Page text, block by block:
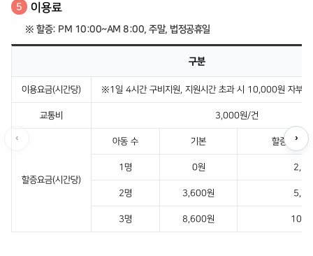
5 이용료
※ 할증: PM 10:00~AM 8:00, 주말, 법정공휴일
‹ ›
구분
이용요금(시간당) ※1일 4시간 구비지원, 지원시간 초과 시 10,000원 자부
교통비 3,000원/건
할증요금(시간당)
아동 수 기본 할증시간·
1명 0원
2명 3,600원
3명 8,600원